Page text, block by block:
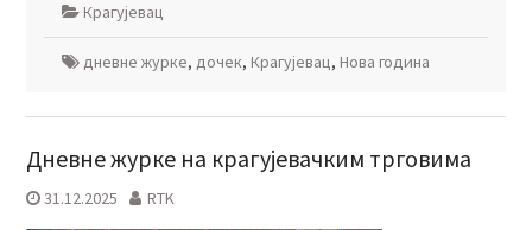
Крагујевац
дневне журке, дочек, Крагујевац, Нова година
Дневне журке на крагујевачким трговима
31.12.2025 RTK